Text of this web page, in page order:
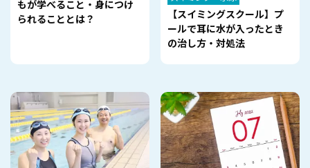
もが学べること・身につけ
られることとは？
【スイミングスクール】プ
ールで耳に水が入ったとき
の治し方・対処法